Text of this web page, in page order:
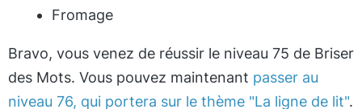
Fromage
Bravo, vous venez de réussir le niveau 75 de Briser
des Mots. Vous pouvez maintenant passer au
niveau 76, qui portera sur le thème "La ligne de lit".